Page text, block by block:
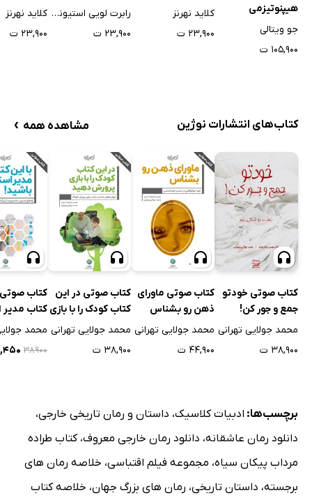
هیپنوتیزمی
جو ویتالی
۱۰۵,۹۰۰ ت
کلاید نهرنز
۲۳,۹۰۰ ت
رابرت لویی استیونسن
۲۳,۹۰۰ ت
کلاید نهرنز
۲۳,۹۰۰ ت
کتاب‌های انتشارات نوژین مشاهده همه ›
کتاب صوتی خودتو
جمع و جور کن!
محمد جولایی تهرانی
۳۸,۹۰۰ ت
کتاب صوتی ماورای
ذهن رو بشناس
محمد جولایی تهرانی
۴۴,۹۰۰ ت
کتاب صوتی در این
کتاب کودک را با بازی
پرورش دهید
محمد جولایی تهرانی
۳۸,۹۰۰ ت
کتاب صوتی
کتاب مدیر
باشید!
محمد
۳۸۹۰۰
برچسب‌ها: ادبیات کلاسیک، داستان و رمان تاریخی خارجی،
دانلود رمان عاشقانه، دانلود رمان خارجی معروف،کتاب طراده
مرداب پیکان سیاه، مجموعه فیلم اقتباسی، خلاصه رمان های
برجسته، داستان تاریخی، رمان های بزرگ جهان، خلاصه کتاب